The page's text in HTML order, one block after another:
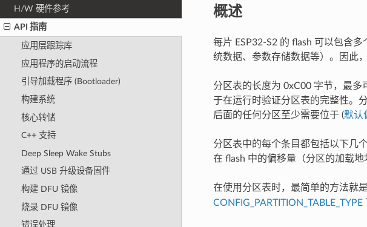
H/W 硬件参考
API 指南
应用层跟踪库
应用程序的启动流程
引导加载程序 (Bootloader)
构建系统
核心转储
C++ 支持
Deep Sleep Wake Stubs
通过 USB 升级设备固件
构建 DFU 镜像
烧录 DFU 镜像
错误处理
概述
每片 ESP32-S2 的 flash 可以包含
统数据、参数存储数据等）。因此
分区表的长度为 0xC00 字节，最
于在运行时验证分区表的完整性。
后面的任何分区至少需要位于 (默认
分区表中的每个条目都包括以下几
在 flash 中的偏移量（分区的加载地
在使用分区表时，最简单的方法就
CONFIG_PARTITION_TABLE_TYPE